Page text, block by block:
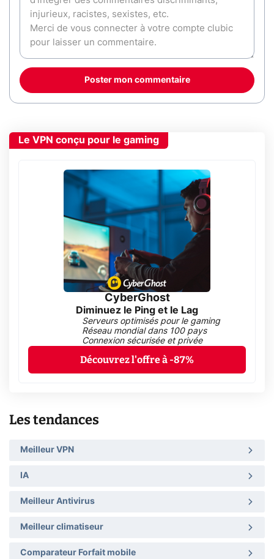
Poster mon commentaire
Le VPN conçu pour le gaming
CyberGhost
Diminuez le Ping et le Lag
Serveurs optimisés pour le gaming
Réseau mondial dans 100 pays
Connexion sécurisée et privée
Découvrez l'offre à -87%
Les tendances
Meilleur VPN
IA
Meilleur Antivirus
Meilleur climatiseur
Comparateur Forfait mobile